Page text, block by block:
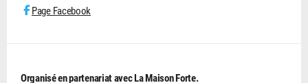
Page Facebook
Organisé en partenariat avec La Maison Forte.